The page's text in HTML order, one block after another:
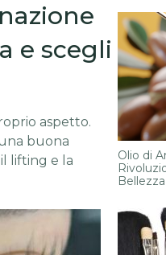
e scegli
aspetto.
buona
lifting e la
Olio di
Bellezza